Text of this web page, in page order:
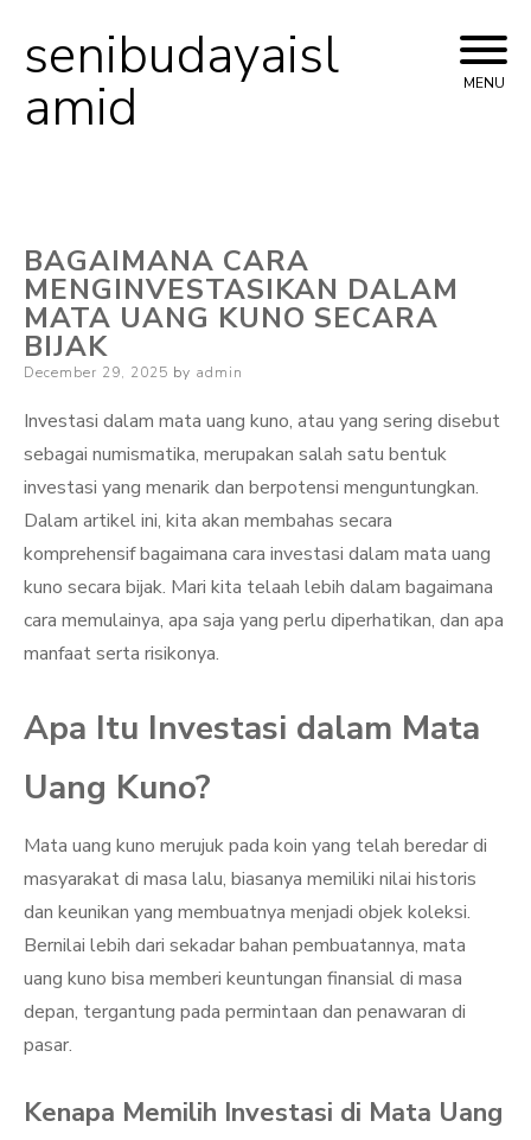
Skip
to
senibudayaisl
amid MENU
BAGAIMANA CARA
MENGINVESTASIKAN DALAM
MATA UANG KUNO SECARA
BIJAK
Posted
December 29, 2025 by admin
Investasi dalam mata uang kuno, atau yang sering disebut
sebagai numismatika, merupakan salah satu bentuk
investasi yang menarik dan berpotensi menguntungkan.
Dalam artikel ini, kita akan membahas secara
komprehensif bagaimana cara investasi dalam mata uang
kuno secara bijak. Mari kita telaah lebih dalam bagaimana
cara memulainya, apa saja yang perlu diperhatikan, dan apa
manfaat serta risikonya.
Apa Itu Investasi dalam Mata
Uang Kuno?
Mata uang kuno merujuk pada koin yang telah beredar di
masyarakat di masa lalu, biasanya memiliki nilai historis
dan keunikan yang membuatnya menjadi objek koleksi.
Bernilai lebih dari sekadar bahan pembuatannya, mata
uang kuno bisa memberi keuntungan finansial di masa
depan, tergantung pada permintaan dan penawaran di
pasar.
Kenapa Memilih Investasi di Mata Uang